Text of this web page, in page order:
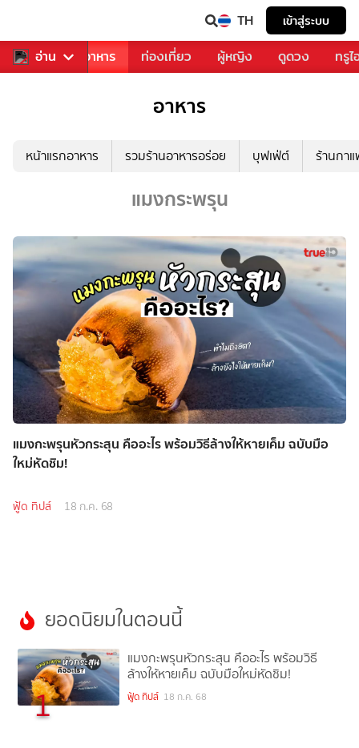
TH เข้าสู่ระบบ
อ่าน
การเพลง อาหาร ท่องเที่ยว ผู้หญิง ดูดวง ทรู
อาหาร
หน้าแรกอาหาร รวมร้านอาหารอร่อย บุฟเฟ่ต์ ร้านกา
แมงกระพรุน
แมงกะพรุนหัวกระสุน คืออะไร พร้อมวิธีล้างให้หายเค็ม ฉบับมือ
ใหม่หัดชิม!
ฟู้ด ทิปส์ 18 ก.ค. 68
ยอดนิยมในตอนนี้
1
แมงกะพรุนหัวกระสุน คืออะไร พร้อมวิธี
ล้างให้หายเค็ม ฉบับมือใหม่หัดชิม!
ฟู้ด ทิปส์ 18 ก.ค. 68